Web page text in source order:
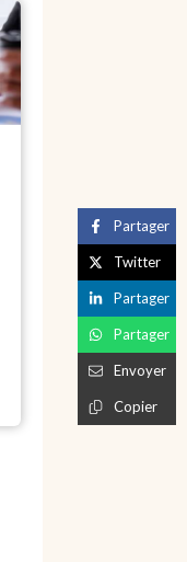
Partager
Twitter
Partager
Partager
Envoyer
Copier